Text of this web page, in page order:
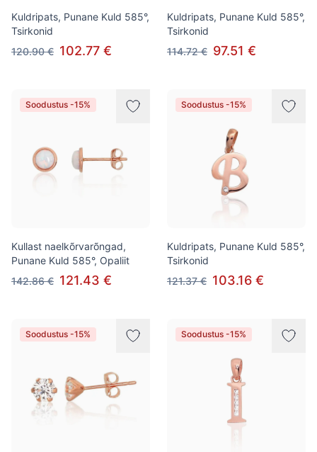
Kuldripats, Punane Kuld 585°,
Tsirkonid
120.90 € 102.77 €
Kuldripats, Punane Kuld 585°,
Tsirkonid
114.72 € 97.51 €
Soodustus -15%
Kullast naelkõrvarõngad,
Punane Kuld 585°, Opaliit
142.86 € 121.43 €
Soodustus -15%
Kuldripats, Punane Kuld 585°,
Tsirkonid
121.37 € 103.16 €
Soodustus -15% Soodustus -15%